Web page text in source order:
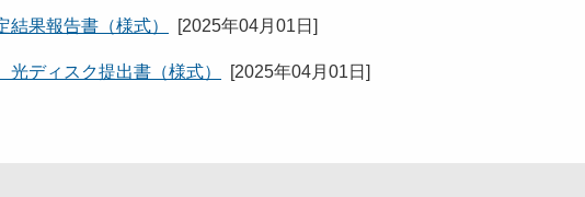
果報告書（様式） [2025年04月01日 ]
ディスク提出書（様式） [2025年04月01日 ]